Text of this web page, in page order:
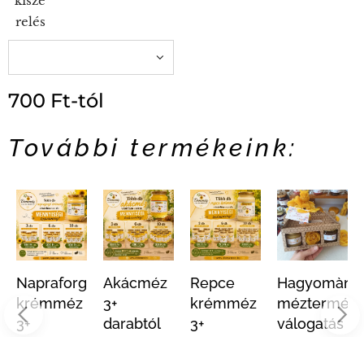
relés
700 Ft-tól
További termékeink:
Napraforgó
krémméz
3+
Akácméz
3+
darabtól
Repce
krémméz
3+
méztermék
válogatás